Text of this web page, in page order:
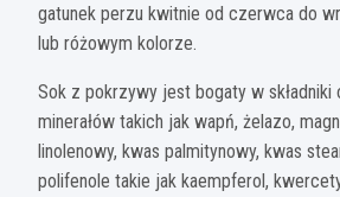
gatunek perzu kwitnie od czerwca do
lub różowym kolorze.
Sok z pokrzywy jest bogaty w
minerałów takich jak wapń, żelazo,
linolenowy, kwas palmitynowy, kwas
polifenole takie jak kaempferol,